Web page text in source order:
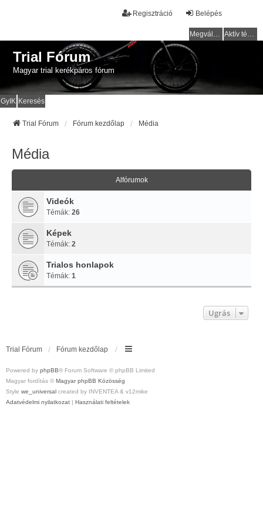
Belépés
Regisztráció
Megválaszolatlan témák Aktív témák
Trial Fórum
Magyar trial kerékpáros fórum
GyIK Keresés
Trial Fórum Fórum kezdőlap Média
Média
Alfórumok
Videók
Témák: 26
Képek
Témák: 2
Trialos honlapok
Témák: 1
Ugrás
Trial Fórum Fórum kezdőlap
Powered by phpBB® Forum Software © phpBB Limited
Magyar fordítás © Magyar phpBB Közösség
Style we_universal created by INVENTEA & v12mike
Adatvédelmi nyilatkozat | Használati feltételek